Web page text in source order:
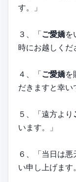
す。」
３、「ご愛嬌を
時にお越しくだ
４、「ご愛嬌を
だきますと幸い
５、「遠方より
います。」
６、「当日は
い申し上げます